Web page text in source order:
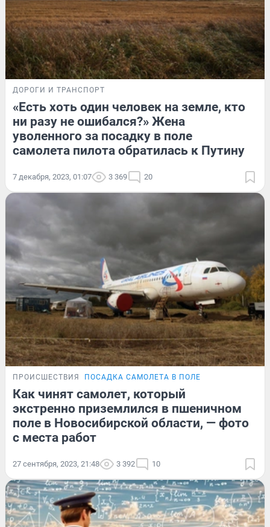
ДОРОГИ И ТРАНСПОРТ
«Есть хоть один человек на земле, кто
ни разу не ошибался?» Жена
уволенного за посадку в поле
самолета пилота обратилась к Путину
7 декабря, 2023, 01:07 3 369 20
ПРОИСШЕСТВИЯ ПОСАДКА САМОЛЕТА В ПОЛЕ
Как чинят самолет, который
экстренно приземлился в пшеничном
поле в Новосибирской области, — фото
с места работ
27 сентября, 2023, 21:48 3 392 10